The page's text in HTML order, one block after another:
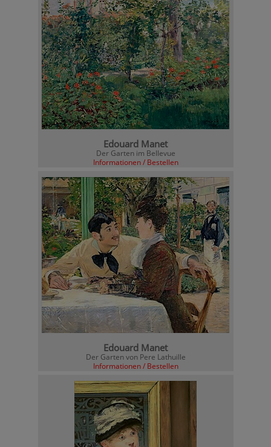
Edouard Manet
Der Garten im Bellevue
Informationen / Bestellen
Edouard Manet
Der Garten von Pere Lathuille
Informationen / Bestellen